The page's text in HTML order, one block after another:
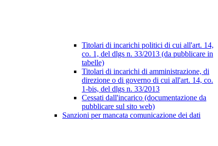
Titolari di incarichi politici di cui all'art. 14,
co. 1, del dlgs n. 33/2013 (da pubblicare in
tabelle)
Titolari di incarichi di amministrazione, di
direzione o di governo di cui all'art. 14, co.
1-bis, del dlgs n. 33/2013
Cessati dall'incarico (documentazione da
pubblicare sul sito web)
Sanzioni per mancata comunicazione dei dati